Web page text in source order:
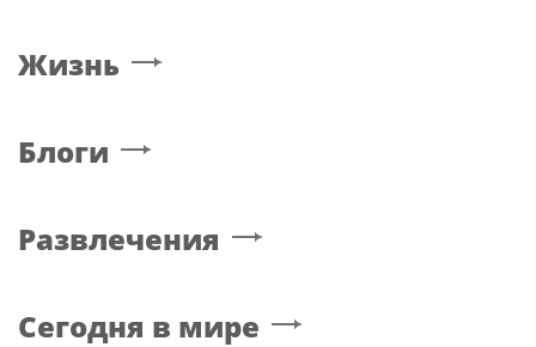
Жизнь
Блоги
Развлечения
Сегодня в мире